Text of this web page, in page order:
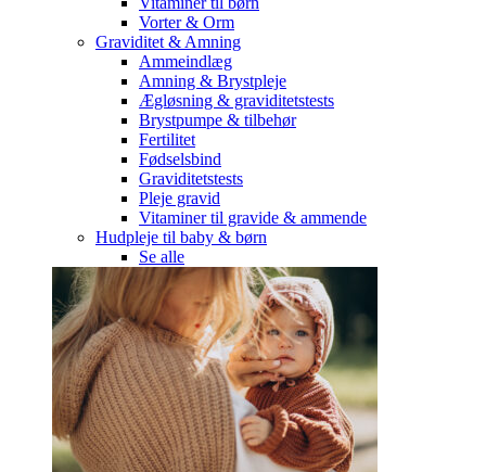
Vorter & Orm
Graviditet & Amning
Ammeindlæg
Amning & Brystpleje
Ægløsning & graviditetstests
Brystpumpe & tilbehør
Fertilitet
Fødselsbind
Graviditetstests
Pleje gravid
Vitaminer til gravide & ammende
Hudpleje til baby & børn
Se alle